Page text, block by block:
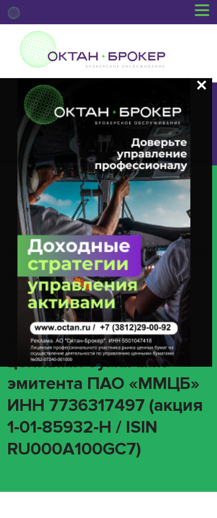
+7 (3812) 29-00-92
г.Омск ул.Красный Путь, 109 оф.510
Главная Новости Депозитария
(PRIO) О Корпоративном
Действии «Преимущественное Право Приобретения Ценных Бумаг» С
Ценными Бумагами Эмитента ПАО «ММЦБ» ИНН 7736317497 (акция 1-01-
85932-H / ISIN RU000A100GC7)
(PRIO) О корпоративном
действии
«Преимущественное
право приобретения
ценных бумаг» с
ценными бумагами
эмитента ПАО «ММЦБ»
ИНН 7736317497 (акция
1-01-85932-H / ISIN
RU000A100GC7)